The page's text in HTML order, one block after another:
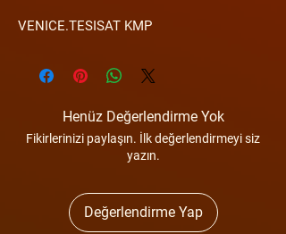
VENICE.TESISAT KMP
Henüz Değerlendirme Yok
Fikirlerinizi paylaşın. İlk değerlendirmeyi siz
yazın.
Değerlendirme Yap